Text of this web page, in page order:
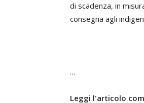
di scadenza, in
consegna agli
…
Leggi l'articolo